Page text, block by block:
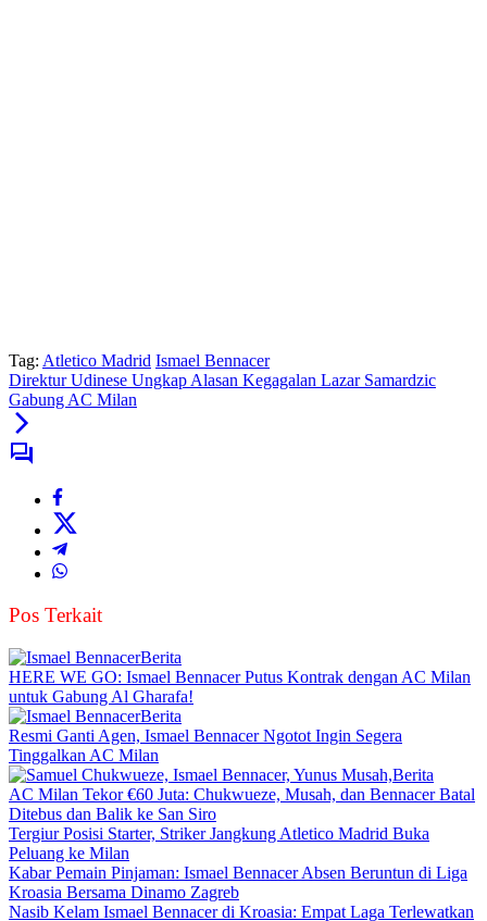
Tag: Atletico Madrid Ismael Bennacer
Direktur Udinese Ungkap Alasan Kegagalan Lazar Samardzic
Gabung AC Milan
Pos Terkait
Berita
HERE WE GO: Ismael Bennacer Putus Kontrak dengan AC Milan
untuk Gabung Al Gharafa!
Berita
Resmi Ganti Agen, Ismael Bennacer Ngotot Ingin Segera
Tinggalkan AC Milan
Berita
AC Milan Tekor €60 Juta: Chukwueze, Musah, dan Bennacer Batal
Ditebus dan Balik ke San Siro
Tergiur Posisi Starter, Striker Jangkung Atletico Madrid Buka
Peluang ke Milan
Kabar Pemain Pinjaman: Ismael Bennacer Absen Beruntun di Liga
Kroasia Bersama Dinamo Zagreb
Nasib Kelam Ismael Bennacer di Kroasia: Empat Laga Terlewatkan